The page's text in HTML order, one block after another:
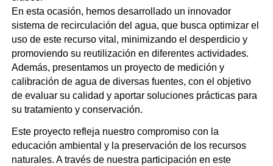
En esta ocasión, hemos desarrollado un innovador
sistema de recirculación del agua, que busca optimizar el
uso de este recurso vital, minimizando el desperdicio y
promoviendo su reutilización en diferentes actividades.
Además, presentamos un proyecto de medición y
calibración de agua de diversas fuentes, con el objetivo
de evaluar su calidad y aportar soluciones prácticas para
su tratamiento y conservación.
Este proyecto refleja nuestro compromiso con la
educación ambiental y la preservación de los recursos
naturales. A través de nuestra participación en este